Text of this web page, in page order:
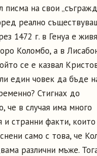
на свои
реално
1472 г. в Генуа е
Коломбо, а в
се е казвал
един човек да бъде
Стигнах до
че в случая има много
и странни факти,
само с това, че
различни мъже.